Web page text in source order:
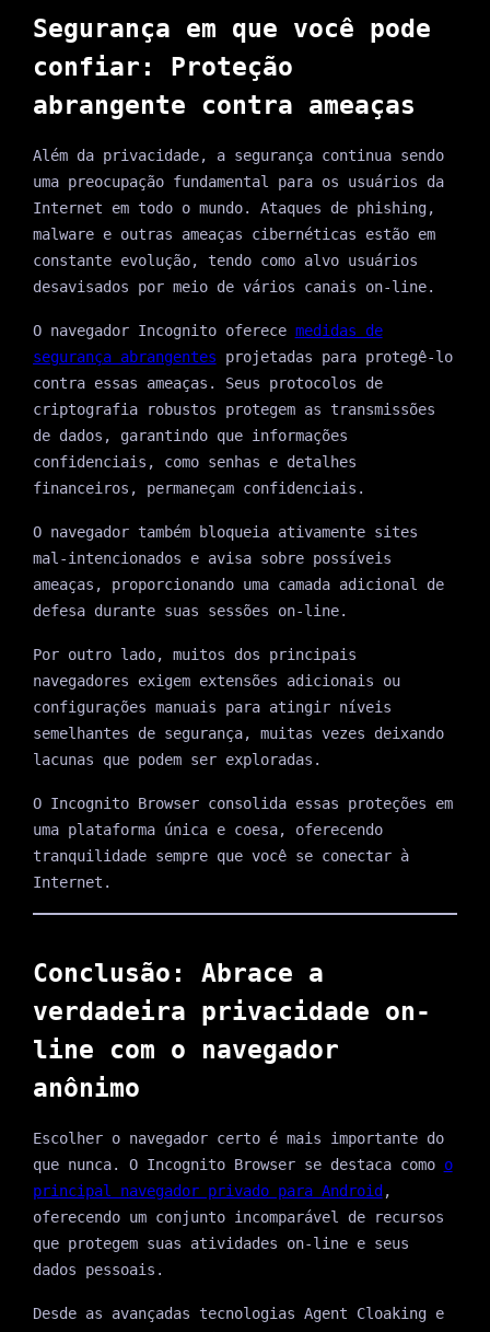
Segurança em que você pode
confiar: Proteção
abrangente contra ameaças
Além da privacidade, a segurança continua sendo
uma preocupação fundamental para os usuários da
Internet em todo o mundo. Ataques de phishing,
malware e outras ameaças cibernéticas estão em
constante evolução, tendo como alvo usuários
desavisados por meio de vários canais on-line.
O navegador Incognito oferece medidas de
segurança abrangentes projetadas para protegê-lo
contra essas ameaças. Seus protocolos de
criptografia robustos protegem as transmissões
de dados, garantindo que informações
confidenciais, como senhas e detalhes
financeiros, permaneçam confidenciais.
O navegador também bloqueia ativamente sites
mal-intencionados e avisa sobre possíveis
ameaças, proporcionando uma camada adicional de
defesa durante suas sessões on-line.
Por outro lado, muitos dos principais
navegadores exigem extensões adicionais ou
configurações manuais para atingir níveis
semelhantes de segurança, muitas vezes deixando
lacunas que podem ser exploradas.
O Incognito Browser consolida essas proteções em
uma plataforma única e coesa, oferecendo
tranquilidade sempre que você se conectar à
Internet.
Conclusão: Abrace a
verdadeira privacidade on-
line com o navegador
anônimo
Escolher o navegador certo é mais importante do
que nunca. O Incognito Browser se destaca como o
principal navegador privado para Android ,
oferecendo um conjunto incomparável de recursos
que protegem suas atividades on-line e seus
dados pessoais.
Desde as avançadas tecnologias Agent Cloaking e